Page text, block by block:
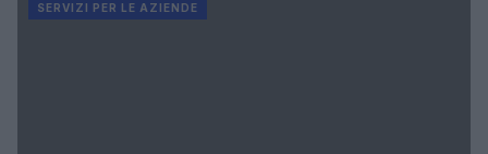
SERVIZI PER LE AZIENDE